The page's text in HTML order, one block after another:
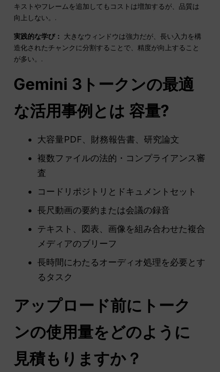
キストやフレームを追加してもコストは増加するが、品質は
向上しない。.
実践的な学び： 大きなウィンドウは強力だが、長い入力を構
造化されたチャンクに分割することで、精度が向上すること
が多い。.
Gemini 3トークンの最適
な活用事例とは容量?
大容量PDF、財務報告書、研究論文
複数ファイルの法的・コンプライアンス審
査
コードリポジトリとドキュメントセット
長尺動画の要約または会議の録音
テキスト、図表、画像を組み合わせた複合
メディアのブリーフ
長時間にわたるオーディオ処理を必要とす
るタスク
アップロード前にトーク
ンの使用量をどのように
見積もりますか？